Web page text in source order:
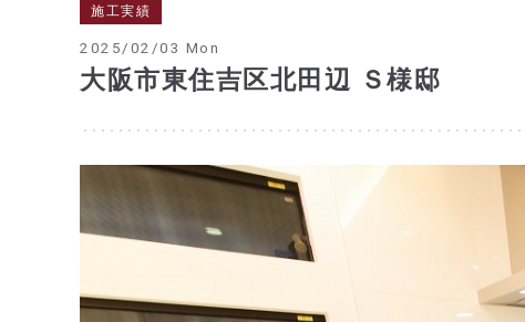
施工実績
2025/02/03 Mon
大阪市東住吉区北田辺 Ｓ様邸